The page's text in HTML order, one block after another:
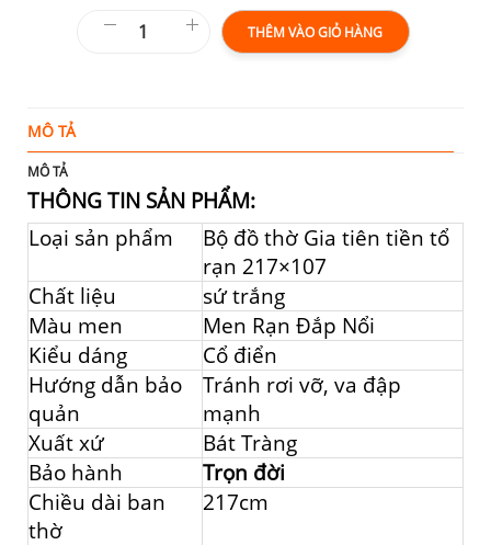
THÊM VÀO GIỎ HÀNG
MÔ TẢ
MÔ TẢ
THÔNG TIN SẢN PHẨM:
Loại sản phẩm
Bộ đồ thờ Gia tiên tiền tổ
rạn 217×107
Chất liệu
sứ trắng
Màu men
Men Rạn Đắp Nổi
Kiểu dáng
Cổ điển
Hướng dẫn bảo
quản
Tránh rơi vỡ, va đập
mạnh
Xuất xứ
Bát Tràng
Bảo hành
Trọn đời
Chiều dài ban
thờ
217cm